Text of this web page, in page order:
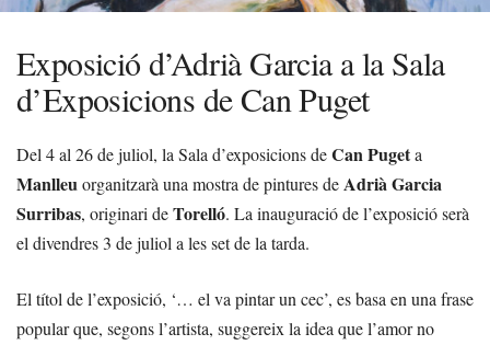
Exposició d’Adrià Garcia a la Sala
d’Exposicions de Can Puget
Del 4 al 26 de juliol, la Sala d’exposicions deCan Pugeta
Manlleuorganitzarà una mostra de pintures deAdrià Garcia
Surribas, originari deTorelló. La inauguració de l’exposició serà
el divendres 3 de juliol a les set de la tarda.
El títol de l’exposició, ‘… el va pintar un cec’, es basa en una frase
popular que, segons l’artista, suggereix la idea que l’amor no